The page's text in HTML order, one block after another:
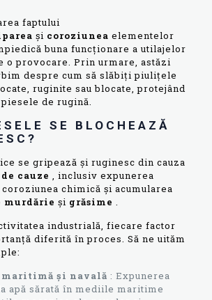
faptului
și coroziunea elementelor
buna funcționare a utilajelor
o provocare. Prin urmare, astăzi
despre cum să slăbiți piulițele
ruginite sau blocate, protejând
de rugină.
SE BLOCHEAZĂ
se gripează și ruginesc din cauza
cauze , inclusiv expunerea
coroziunea chimică și acumularea
murdărie și grăsime .
industrială, fiecare factor
diferită în proces. Să ne uităm
și navală : Expunerea
apă sărată în mediile maritime